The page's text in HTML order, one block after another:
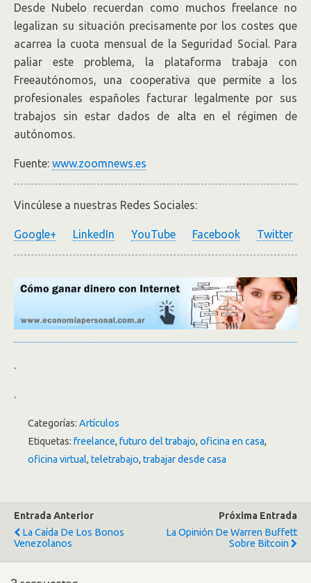
Desde Nubelo recuerdan como muchos freelance no
legalizan su situación precisamente por los costes que
acarrea la cuota mensual de la Seguridad Social. Para
paliar este problema, la plataforma trabaja con
Freeautónomos, una cooperativa que permite a los
profesionales españoles facturar legalmente por sus
trabajos sin estar dados de alta en el régimen de
autónomos.
Fuente: www.zoomnews.es
Vincúlese a nuestras Redes Sociales:
Google+ LinkedIn YouTube Facebook Twitter
.
.
Categorías: Artículos
Etiquetas: freelance, futuro del trabajo, oficina en casa,
oficina virtual, teletrabajo, trabajar desde casa
Entrada Anterior
La Caída De Los Bonos
Venezolanos
Próxima Entrada
La Opinión De Warren Buffett
Sobre Bitcoin